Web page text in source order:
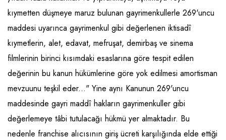
kıymetten düşmeye maruz bulunan gayrimenkullerle 269'uncu
maddesi uyarınca gayrimenkul gibi değerlenen iktisadî
kıymetlerin, alet, edavat, mefruşat, demirbaş ve sinema
filmlerinin birinci kısımdaki esaslarına göre tespit edilen
değerinin bu kanun hükümlerine göre yok edilmesi amortisman
mevzuunu teşkil eder..." Yine aynı Kanunun 269'uncu
maddesinde gayri maddî hakların gayrimenkuller gibi
değerlemeye tâbi tutulacağı hükmü yer almaktadır. Bu
nedenle franchise alıcısının giriş ücreti karşılığında elde ettiği